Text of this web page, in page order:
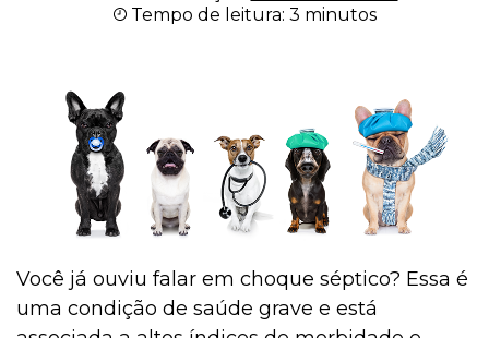
Saúde
Tempo de leitura: 3 minutos
Você já ouviu falar em choque séptico? Essa é
uma condição de saúde grave e está